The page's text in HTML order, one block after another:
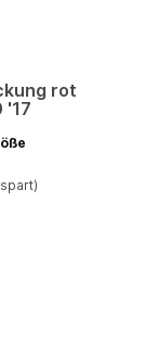
rot
'17